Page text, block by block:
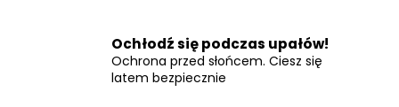
Ochłodź się podczas upałów!
Ochrona przed słońcem. Ciesz się
latem bezpiecznie